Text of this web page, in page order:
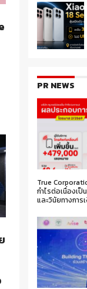
PR NEWS
True
กำไรต่อเนื่องเ
และวินัยทางกา